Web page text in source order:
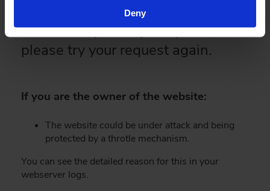
Deny